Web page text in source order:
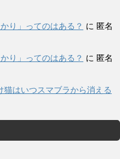
り」ってのはある？ に 匿名
り」ってのはある？ に 匿名
猫はいつスマブラから消える